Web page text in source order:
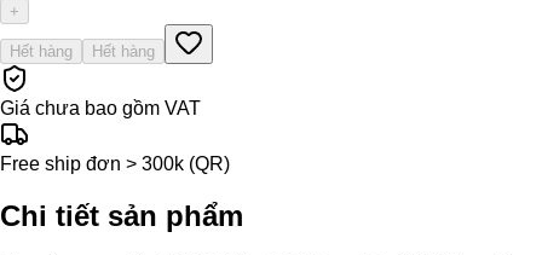
+
Hết hàng Hết hàng
Giá chưa bao gồm VAT
Free ship đơn > 300k (QR)
Chi tiết sản phẩm